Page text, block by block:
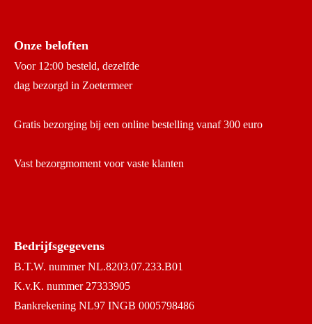
Onze beloften
Voor 12:00 besteld, dezelfde
dag bezorgd in Zoetermeer
Gratis bezorging bij een online bestelling vanaf 300 euro
Vast bezorgmoment voor vaste klanten
Bedrijfsgegevens
B.T.W. nummer NL.8203.07.233.B01
K.v.K. nummer 27333905
Bankrekening NL97 INGB 0005798486